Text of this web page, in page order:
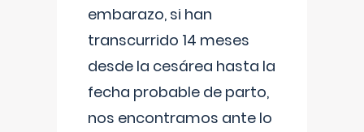
embarazo, si han
transcurrido 14 meses
desde la cesárea hasta la
fecha probable de parto,
nos encontramos ante lo